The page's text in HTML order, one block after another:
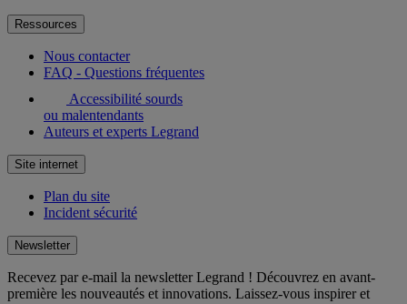
Ressources
Nous contacter
FAQ - Questions fréquentes
Accessibilité sourds
ou malentendants
Auteurs et experts Legrand
Site internet
Plan du site
Incident sécurité
Newsletter
Recevez par e-mail la newsletter Legrand ! Découvrez en avant-
première les nouveautés et innovations. Laissez-vous inspirer et